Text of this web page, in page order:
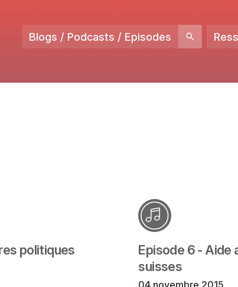
Blogs / Podcasts / Episodes
politiques
Episode 6 - Aide
suisses
04 novembre 2015